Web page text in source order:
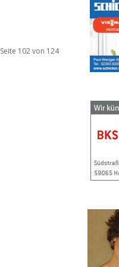
Seite 102 von 124